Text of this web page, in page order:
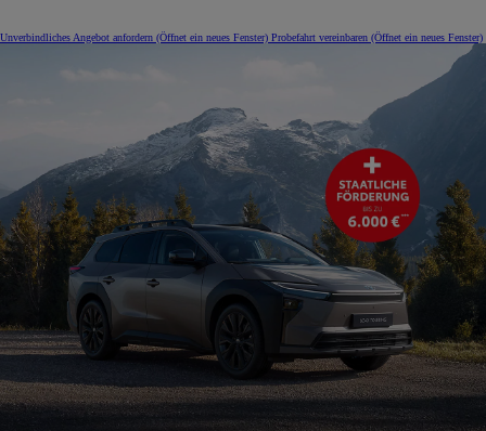
Unverbindliches Angebot anfordern (Öffnet ein neues Fenster) Probefahrt vereinbaren (Öffnet ein neues Fenster)